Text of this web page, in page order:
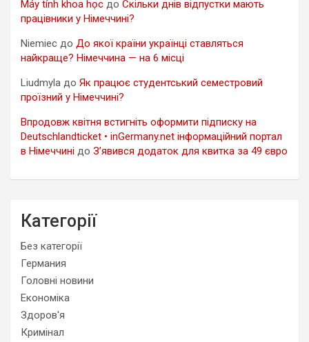
Máy tính khoa học до Скільки днів відпустки мають
працівники у Німеччині?
Niemiec до До якої країни українці ставляться
найкраще? Німеччина — на 6 місці
Liudmyla до Як працює студентський семестровий
проїзний у Німеччині?
Впродовж квітня встигніть оформити підписку на
Deutschlandticket • inGermany.net інформаційний портал
в Німеччині до З’явився додаток для квитка за 49 євро
Категорії
Без категорії
Германия
Головні новини
Економіка
Здоров'я
Кримінал